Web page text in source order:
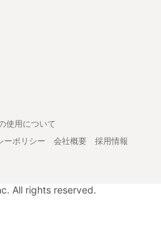
使用について
ーポリシー 会社概要
採用情報
All rights reserved.